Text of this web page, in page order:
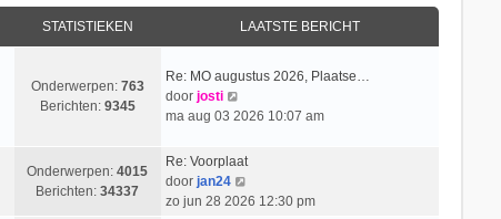
c
h
t
e
c
h
t
s
t
e
b
r
a
s
e
i
i
j
k
l
a
b
STATISTIEKEN LAATSTE BERICHT
Onderwerpen: 763
Berichten: 9345
Re: MO augustus 2026, Plaatse…
door josti
e
i
j
k
ma aug 03 2026 10:07 am
Onderwerpen:4015
Berichten:34337
Re: Voorplaat
door jan24
e
zo jun 28 2026 12:30 pm